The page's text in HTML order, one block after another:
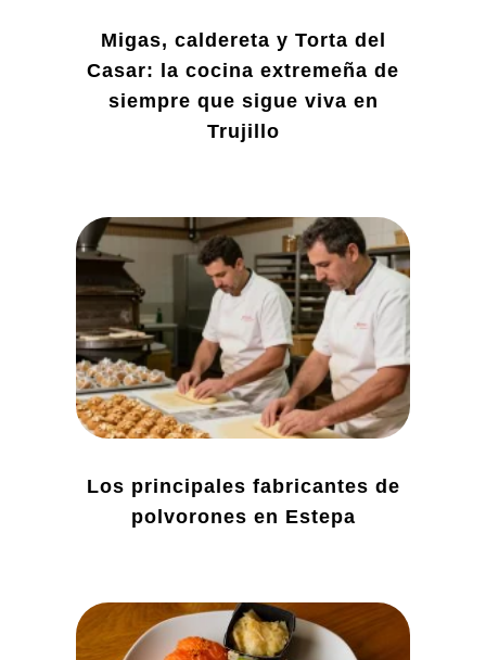
Migas, caldereta y Torta del
Casar: la cocina extremeña de
siempre que sigue viva en
Trujillo
Los principales fabricantes de
polvorones en Estepa